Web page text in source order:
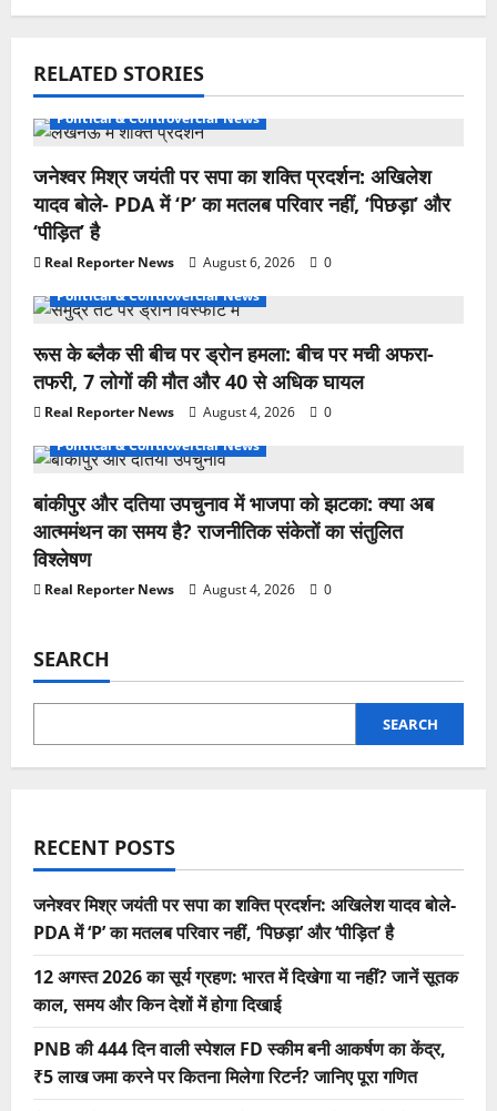
RELATED STORIES
Political & Controvercial News
जनेश्वर मिश्र जयंती पर सपा का शक्ति प्रदर्शन: अखिलेश
यादव बोले- PDA में ‘P’ का मतलब परिवार नहीं, ‘पिछड़ा’ और
‘पीड़ित’ है
Real Reporter News August 6, 2026
0
Political & Controvercial News
रूस के ब्लैक सी बीच पर ड्रोन हमला: बीच पर मची अफरा-
तफरी, 7 लोगों की मौत और 40 से अधिक घायल
Real Reporter News August 4, 2026
0
Political & Controvercial News
बांकीपुर और दतिया उपचुनाव में भाजपा को झटका: क्या अब
आत्ममंथन का समय है? राजनीतिक संकेतों का संतुलित
विश्लेषण
Real Reporter News August 4, 2026 0
SEARCH
SEARCH
RECENT POSTS
जनेश्वर मिश्र जयंती पर सपा का शक्ति प्रदर्शन: अखिलेश यादव बोले-
PDA में ‘P’ का मतलब परिवार नहीं, ‘पिछड़ा’ और ‘पीड़ित’ है
12 अगस्त 2026 का सूर्य ग्रहण: भारत में दिखेगा या नहीं? जानें सूतक
काल, समय और किन देशों में होगा दिखाई
PNB की 444 दिन वाली स्पेशल FD स्कीम बनी आकर्षण का केंद्र,
₹5 लाख जमा करने पर कितना मिलेगा रिटर्न? जानिए पूरा गणित